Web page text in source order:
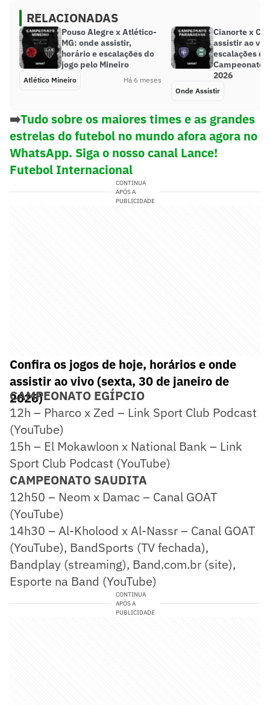
RELACIONADAS
Pouso Alegre x Atlético-
MG: onde assistir,
horário e escalações do
jogo pelo Mineiro
Atlético Mineiro Há 6 meses
Cianorte x
assistir ao
escalações do
Campeonato
2026
Onde Assistir
➡️Tudo sobre os maiores times e as grandes
estrelas do futebol no mundo afora agora no
WhatsApp. Siga o nosso canal Lance!
Futebol Internacional
CONTINUA
APÓS A
PUBLICIDADE
Confira os jogos de hoje, horários e onde
assistir ao vivo (sexta, 30 de janeiro de
2026)
CAMPEONATO EGÍPCIO
12h – Pharco x Zed – Link Sport Club Podcast
(YouTube)
15h – El Mokawloon x National Bank – Link
Sport Club Podcast (YouTube)
CAMPEONATO SAUDITA
12h50 – Neom x Damac – Canal GOAT
(YouTube)
14h30 – Al-Kholood x Al-Nassr – Canal GOAT
(YouTube), BandSports (TV fechada),
Bandplay (streaming), Band.com.br (site),
Esporte na Band (YouTube)
CONTINUA
APÓS A
PUBLICIDADE